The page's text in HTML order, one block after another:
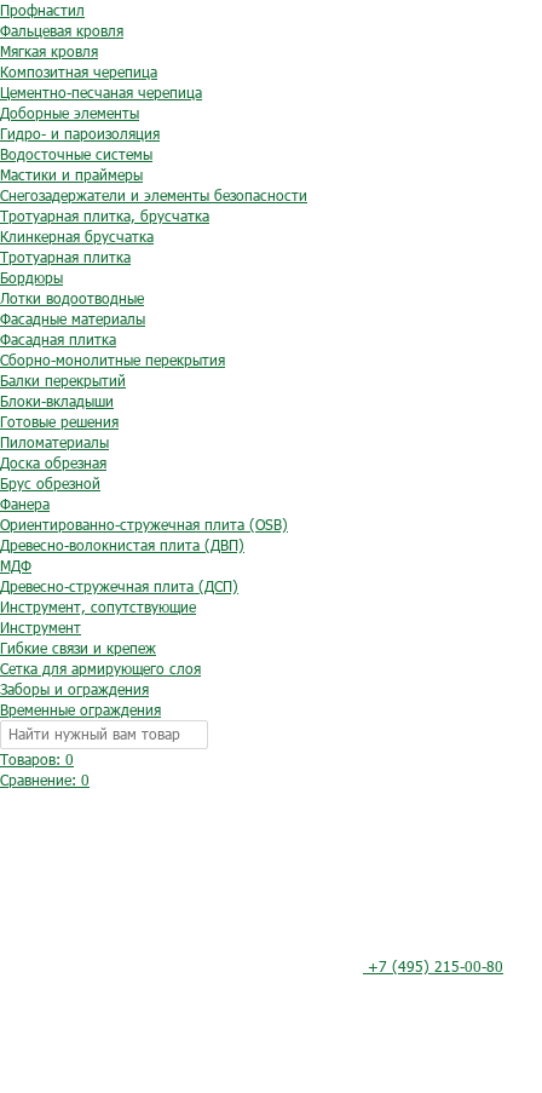
Профнастил
Фальцевая кровля
Мягкая кровля
Композитная черепица
Цементно-песчаная черепица
Доборные элементы
Гидро- и пароизоляция
Водосточные системы
Мастики и праймеры
Снегозадержатели и элементы безопасности
Тротуарная плитка, брусчатка
Клинкерная брусчатка
Тротуарная плитка
Бордюры
Лотки водоотводные
Фасадные материалы
Фасадная плитка
Сборно-монолитные перекрытия
Балки перекрытий
Блоки-вкладыши
Готовые решения
Пиломатериалы
Доска обрезная
Брус обрезной
Фанера
Ориентированно-стружечная плита (OSB)
Древесно-волокнистая плита (ДВП)
МДФ
Древесно-стружечная плита (ДСП)
Инструмент, сопутствующие
Инструмент
Гибкие связи и крепеж
Сетка для армирующего слоя
Заборы и ограждения
Временные ограждения
Товаров: 0
Сравнение: 0
+7 (495) 215-00-80